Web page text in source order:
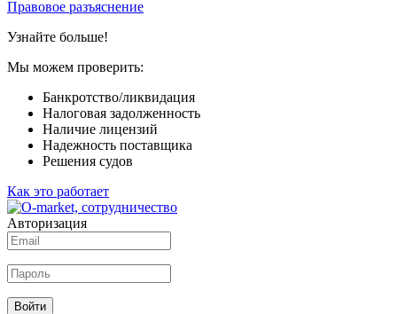
Правовое разъяснение
Узнайте больше!
Мы можем проверить:
Банкротство/ликвидация
Налоговая задолженность
Наличие лицензий
Надежность поставщика
Решения судов
Как это работает
Авторизация
Войти